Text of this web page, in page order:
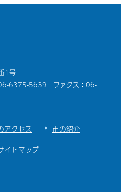
1号
6375-5639 ファクス：06-
アクセス
市の紹介
イトマップ